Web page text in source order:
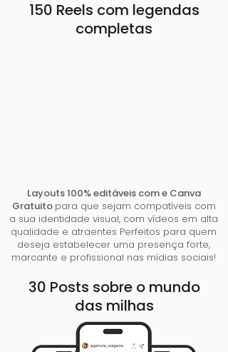
150 Reels com legendas
completas
Layouts 100% editáveis com e Canva
Gratuito para que sejam compatíveis com
a sua identidade visual, com vídeos em alta
qualidade e atraentes Perfeitos para quem
deseja estabelecer uma presença forte,
marcante e profissional nas mídias sociais!
30 Posts sobre o mundo
das milhas